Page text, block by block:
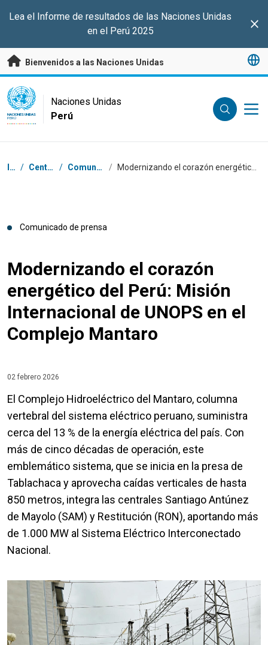
Lea el Informe de resultados de las Naciones Unidas
en el Perú 2025
Bienvenidos a las Naciones Unidas
UN Logo
NACIONES UNIDAS
PERÚ
Naciones Unidas
Perú
Coordenadas dentro de la ruta de navegación
Inicio / Centro de prensa / Comunicados de prensa /
Comunicado de prensa
Modernizando el corazón
energético del Perú: Misión
Internacional de UNOPS en el
Complejo Mantaro
02 febrero 2026
El Complejo Hidroeléctrico del Mantaro, columna
vertebral del sistema eléctrico peruano, suministra
cerca del 13 % de la energía eléctrica del país. Con
más de cinco décadas de operación, este
emblemático sistema, que se inicia en la presa de
Tablachaca y aprovecha caídas verticales de hasta
850 metros, integra las centrales Santiago Antúnez
de Mayolo (SAM) y Restitución (RON), aportando más
de 1.000 MW al Sistema Eléctrico Interconectado
Nacional.